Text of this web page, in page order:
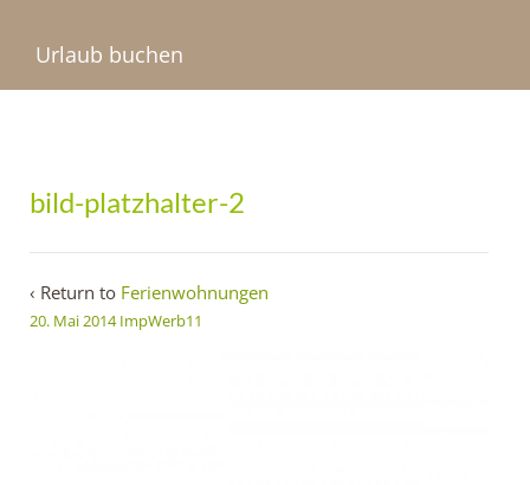
Urlaub buchen
bild-platzhalter-2
‹ Return to Ferienwohnungen
20. Mai 2014 ImpWerb11